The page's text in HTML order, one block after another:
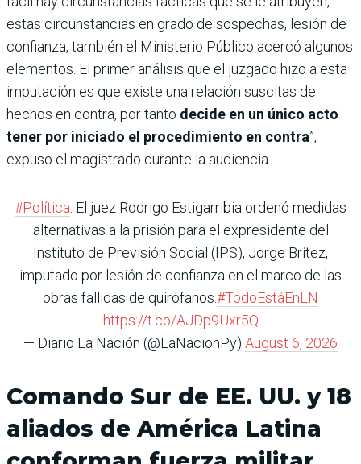
estas circunstancias en grado de sospechas, lesión de
confianza, también el Ministerio Público acercó algunos
elementos. El primer análisis que el juzgado hizo a esta
imputación es que existe una relación suscitas de
hechos en contra, por tanto decide en un único acto
tener por iniciado el procedimiento en contra”,
expuso el magistrado durante la audiencia.
#Política . El juez Rodrigo Estigarribia ordenó medidas
alternativas a la prisión para el expresidente del
Instituto de Previsión Social (IPS), Jorge Brítez,
imputado por lesión de confianza en el marco de las
obras fallidas de quirófanos.#TodoEstáEnLN
https://t.co/AJDp9Uxr5Q
— Diario La Nación (@LaNacionPy) August 6, 2026
Comando Sur de EE. UU. y 18
aliados de América Latina